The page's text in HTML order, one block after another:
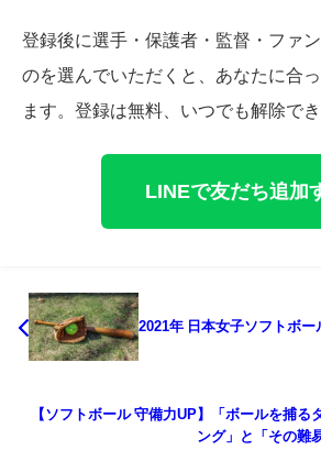
登録後に選手・保護者・監督・ファ
のを選んでいただくと、あなたに合っ
ます。登録は無料、いつでも解除でき
LINEで友だち追加
2021年 日本女子ソフトボ
【ソフトボール 守備力UP】「ボールを捕る
ング」と「その難